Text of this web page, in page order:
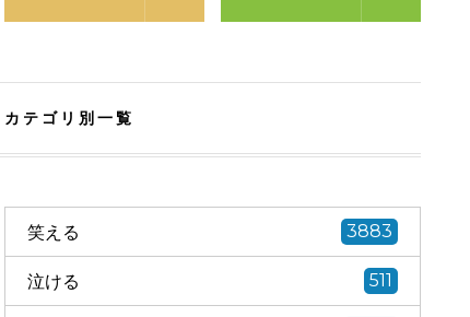
カテゴリ別一覧
笑える 3883
泣ける 511